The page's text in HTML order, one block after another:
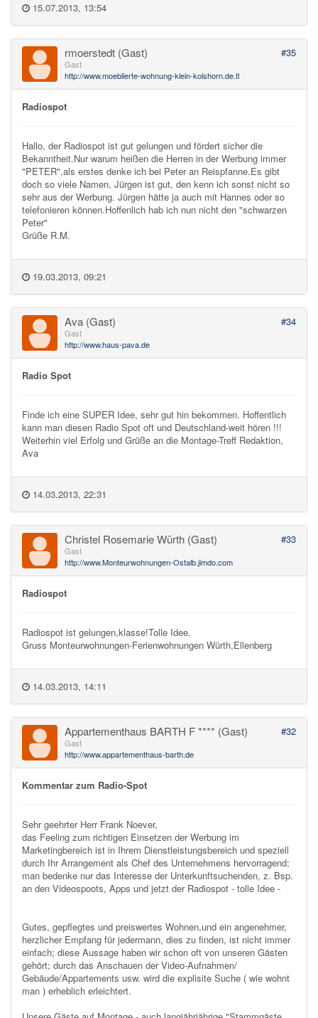
15.07.2013, 13:54
#35
rmoerstedt (Gast)
Gast
http://www.moeblierte-wohnung-klein-kolshorn.de.tl
Radiospot
Hallo, der Radiospot ist gut gelungen und fördert sicher die
Bekanntheit.Nur warum heißen die Herren in der Werbung immer
"PETER",als erstes denke ich bei Peter an Reispfanne.Es gibt
doch so viele Namen, Jürgen ist gut, den kenn ich sonst nicht so
sehr aus der Werbung. Jürgen hätte ja auch mit Hannes oder so
telefonieren können.Hoffenlich hab ich nun nicht den "schwarzen
Peter"
Grüße R.M.
19.03.2013, 09:21
#34
Ava (Gast)
Gast
http://www.haus-pava.de
Radio Spot
Finde ich eine SUPER Idee, sehr gut hin bekommen. Hoffentlich
kann man diesen Radio Spot oft und Deutschland-weit hören !!!
Weiterhin viel Erfolg und Grüße an die Montage-Treff Redaktion,
Ava
14.03.2013, 22:31
#33
Christel Rosemarie Würth (Gast)
Gast
http://www.Monteurwohnungen-Ostalb.jimdo.com
Radiospot
Radiospot ist gelungen,klasse!Tolle Idee.
Gruss Monteurwohnungen-Ferienwohnungen Würth,Ellenberg
14.03.2013, 14:11
#32
Appartementhaus BARTH F **** (Gast)
Gast
http://www.appartementhaus-barth.de
Kommentar zum Radio-Spot
Sehr geehrter Herr Frank Noever,
das Feeling zum richtigen Einsetzen der Werbung im
Marketingbereich ist in Ihrem Dienstleistungsbereich und speziell
durch Ihr Arrangement als Chef des Unternehmens hervorragend;
man bedenke nur das Interesse der Unterkunftsuchenden, z. Bsp.
an den Videospoots, Apps und jetzt der Radiospot - tolle Idee -
Gutes, gepflegtes und preiswertes Wohnen,und ein angenehmer,
herzlicher Empfang für jedermann, dies zu finden, ist nicht immer
einfach; diese Aussage haben wir schon oft von unseren Gästen
gehört; durch das Anschauen der Video-Aufnahmen/
Gebäude/Appartements usw. wird die explisite Suche ( wie wohnt
man ) erheblich erleichtert.